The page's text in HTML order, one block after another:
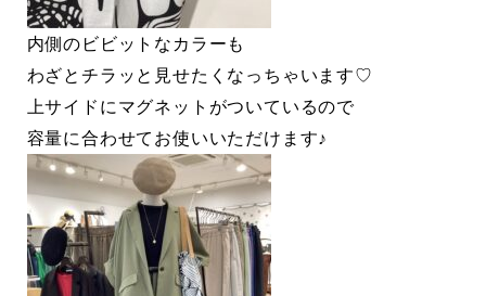
内側のビビットなカラーも
わざとチラッと見せたくなっちゃいます♡
上サイドにマグネットがついているので
容量に合わせてお使いいただけます♪